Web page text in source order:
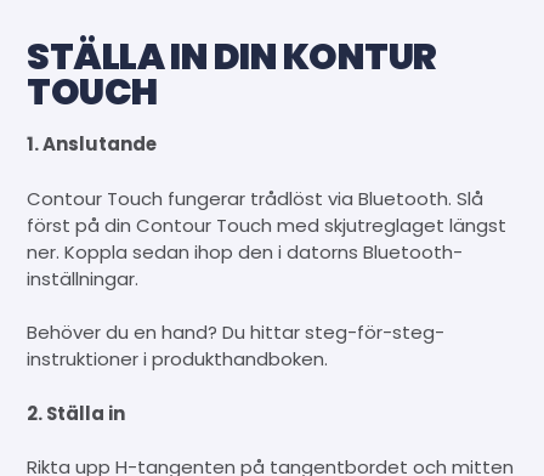
STÄLLA IN DIN KONTUR
TOUCH
1. Anslutande
Contour Touch fungerar trådlöst via Bluetooth. Slå
först på din Contour Touch med skjutreglaget längst
ner. Koppla sedan ihop den i datorns Bluetooth-
inställningar.
Behöver du en hand? Du hittar steg-för-steg-
instruktioner i produkthandboken.
2. Ställa in
Rikta upp H-tangenten på tangentbordet och mitten